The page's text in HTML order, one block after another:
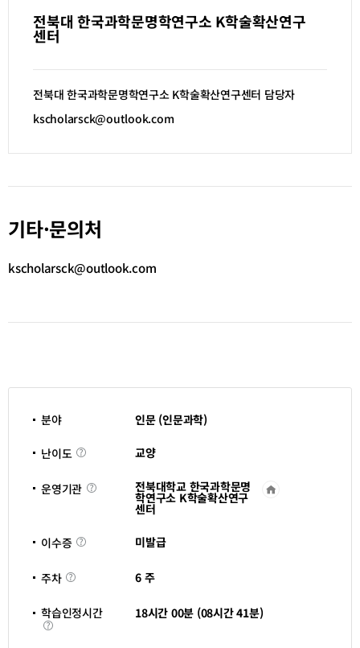
전북대 한국과학문명학연구소 K학술확산연구
센터
전북대 한국과학문명학연구소 K학술확산연구센터 담당자
kscholarsck@outlook.com
기타·문의처
kscholarsck@outlook.com
분야 인문 (인문과학)
난이도 난
이
교양
운영기관 전북대학교 한국과학문명
학연구소 K학술확산연구
센터
운
이수증 이
수
미발급
주차 주
차
6 주
학습인정시간
학
습
18시간 00분 (08시간 41분)